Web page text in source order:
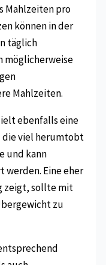
Mahlzeiten pro
können in der
täglich
möglicherweise
Mahlzeiten.
ebenfalls eine
die viel herumtobt
und kann
Eine eher
zeigt, sollte mit
zu